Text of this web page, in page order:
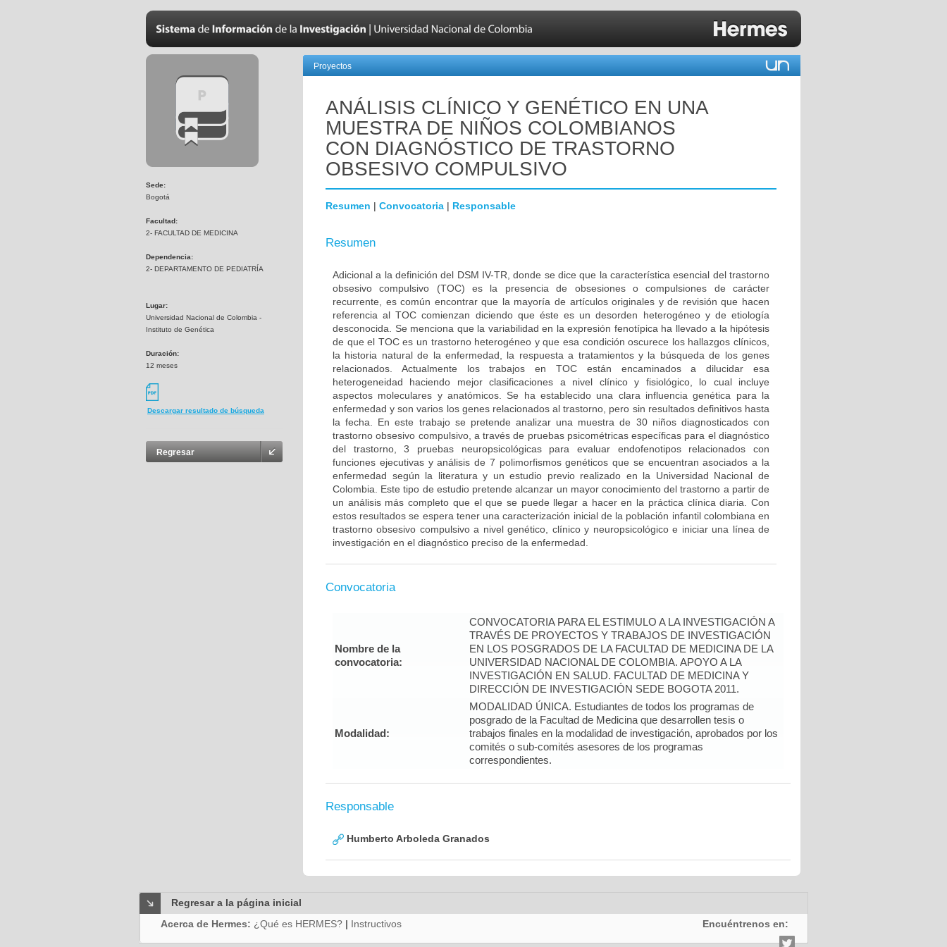
Sede:
Bogotá
Facultad:
2- FACULTAD DE MEDICINA
Dependencia:
2- DEPARTAMENTO DE PEDIATRÍA
Lugar:
Universidad Nacional de Colombia -
Instituto de Genética
Duración:
12 meses
Descargar resultado de búsqueda
Regresar
Proyectos
ANÁLISIS CLÍNICO Y GENÉTICO EN UNA
MUESTRA DE NIÑOS COLOMBIANOS
CON DIAGNÓSTICO DE TRASTORNO
OBSESIVO COMPULSIVO
Resumen | Convocatoria | Responsable
Resumen
Adicional a la definición del DSM IV-TR, donde se dice que la característica esencial del trastorno
obsesivo compulsivo (TOC) es la presencia de obsesiones o compulsiones de carácter
recurrente, es común encontrar que la mayoría de artículos originales y de revisión que hacen
referencia al TOC comienzan diciendo que éste es un desorden heterogéneo y de etiología
desconocida. Se menciona que la variabilidad en la expresión fenotípica ha llevado a la hipótesis
de que el TOC es un trastorno heterogéneo y que esa condición oscurece los hallazgos clínicos,
la historia natural de la enfermedad, la respuesta a tratamientos y la búsqueda de los genes
relacionados. Actualmente los trabajos en TOC están encaminados a dilucidar esa
heterogeneidad haciendo mejor clasificaciones a nivel clínico y fisiológico, lo cual incluye
aspectos moleculares y anatómicos. Se ha establecido una clara influencia genética para la
enfermedad y son varios los genes relacionados al trastorno, pero sin resultados definitivos hasta
la fecha. En este trabajo se pretende analizar una muestra de 30 niños diagnosticados con
trastorno obsesivo compulsivo, a través de pruebas psicométricas específicas para el diagnóstico
del trastorno, 3 pruebas neuropsicológicas para evaluar endofenotipos relacionados con
funciones ejecutivas y análisis de 7 polimorfismos genéticos que se encuentran asociados a la
enfermedad según la literatura y un estudio previo realizado en la Universidad Nacional de
Colombia. Este tipo de estudio pretende alcanzar un mayor conocimiento del trastorno a partir de
un análisis más completo que el que se puede llegar a hacer en la práctica clínica diaria. Con
estos resultados se espera tener una caracterización inicial de la población infantil colombiana en
trastorno obsesivo compulsivo a nivel genético, clínico y neuropsicológico e iniciar una línea de
investigación en el diagnóstico preciso de la enfermedad.
Convocatoria
Nombre de la
convocatoria:
CONVOCATORIA PARA EL ESTIMULO A LA INVESTIGACIÓN A
TRAVÉS DE PROYECTOS Y TRABAJOS DE INVESTIGACIÓN
EN LOS POSGRADOS DE LA FACULTAD DE MEDICINA DE LA
UNIVERSIDAD NACIONAL DE COLOMBIA. APOYO A LA
INVESTIGACIÓN EN SALUD. FACULTAD DE MEDICINA Y
DIRECCIÓN DE INVESTIGACIÓN SEDE BOGOTA 2011.
Modalidad:
MODALIDAD ÚNICA. Estudiantes de todos los programas de
posgrado de la Facultad de Medicina que desarrollen tesis o
trabajos finales en la modalidad de investigación, aprobados por los
comités o sub-comités asesores de los programas
correspondientes.
Responsable
Humberto Arboleda Granados
Regresar a la página inicial
Acerca de Hermes: ¿Qué es HERMES? | Instructivos Encuéntrenos en: